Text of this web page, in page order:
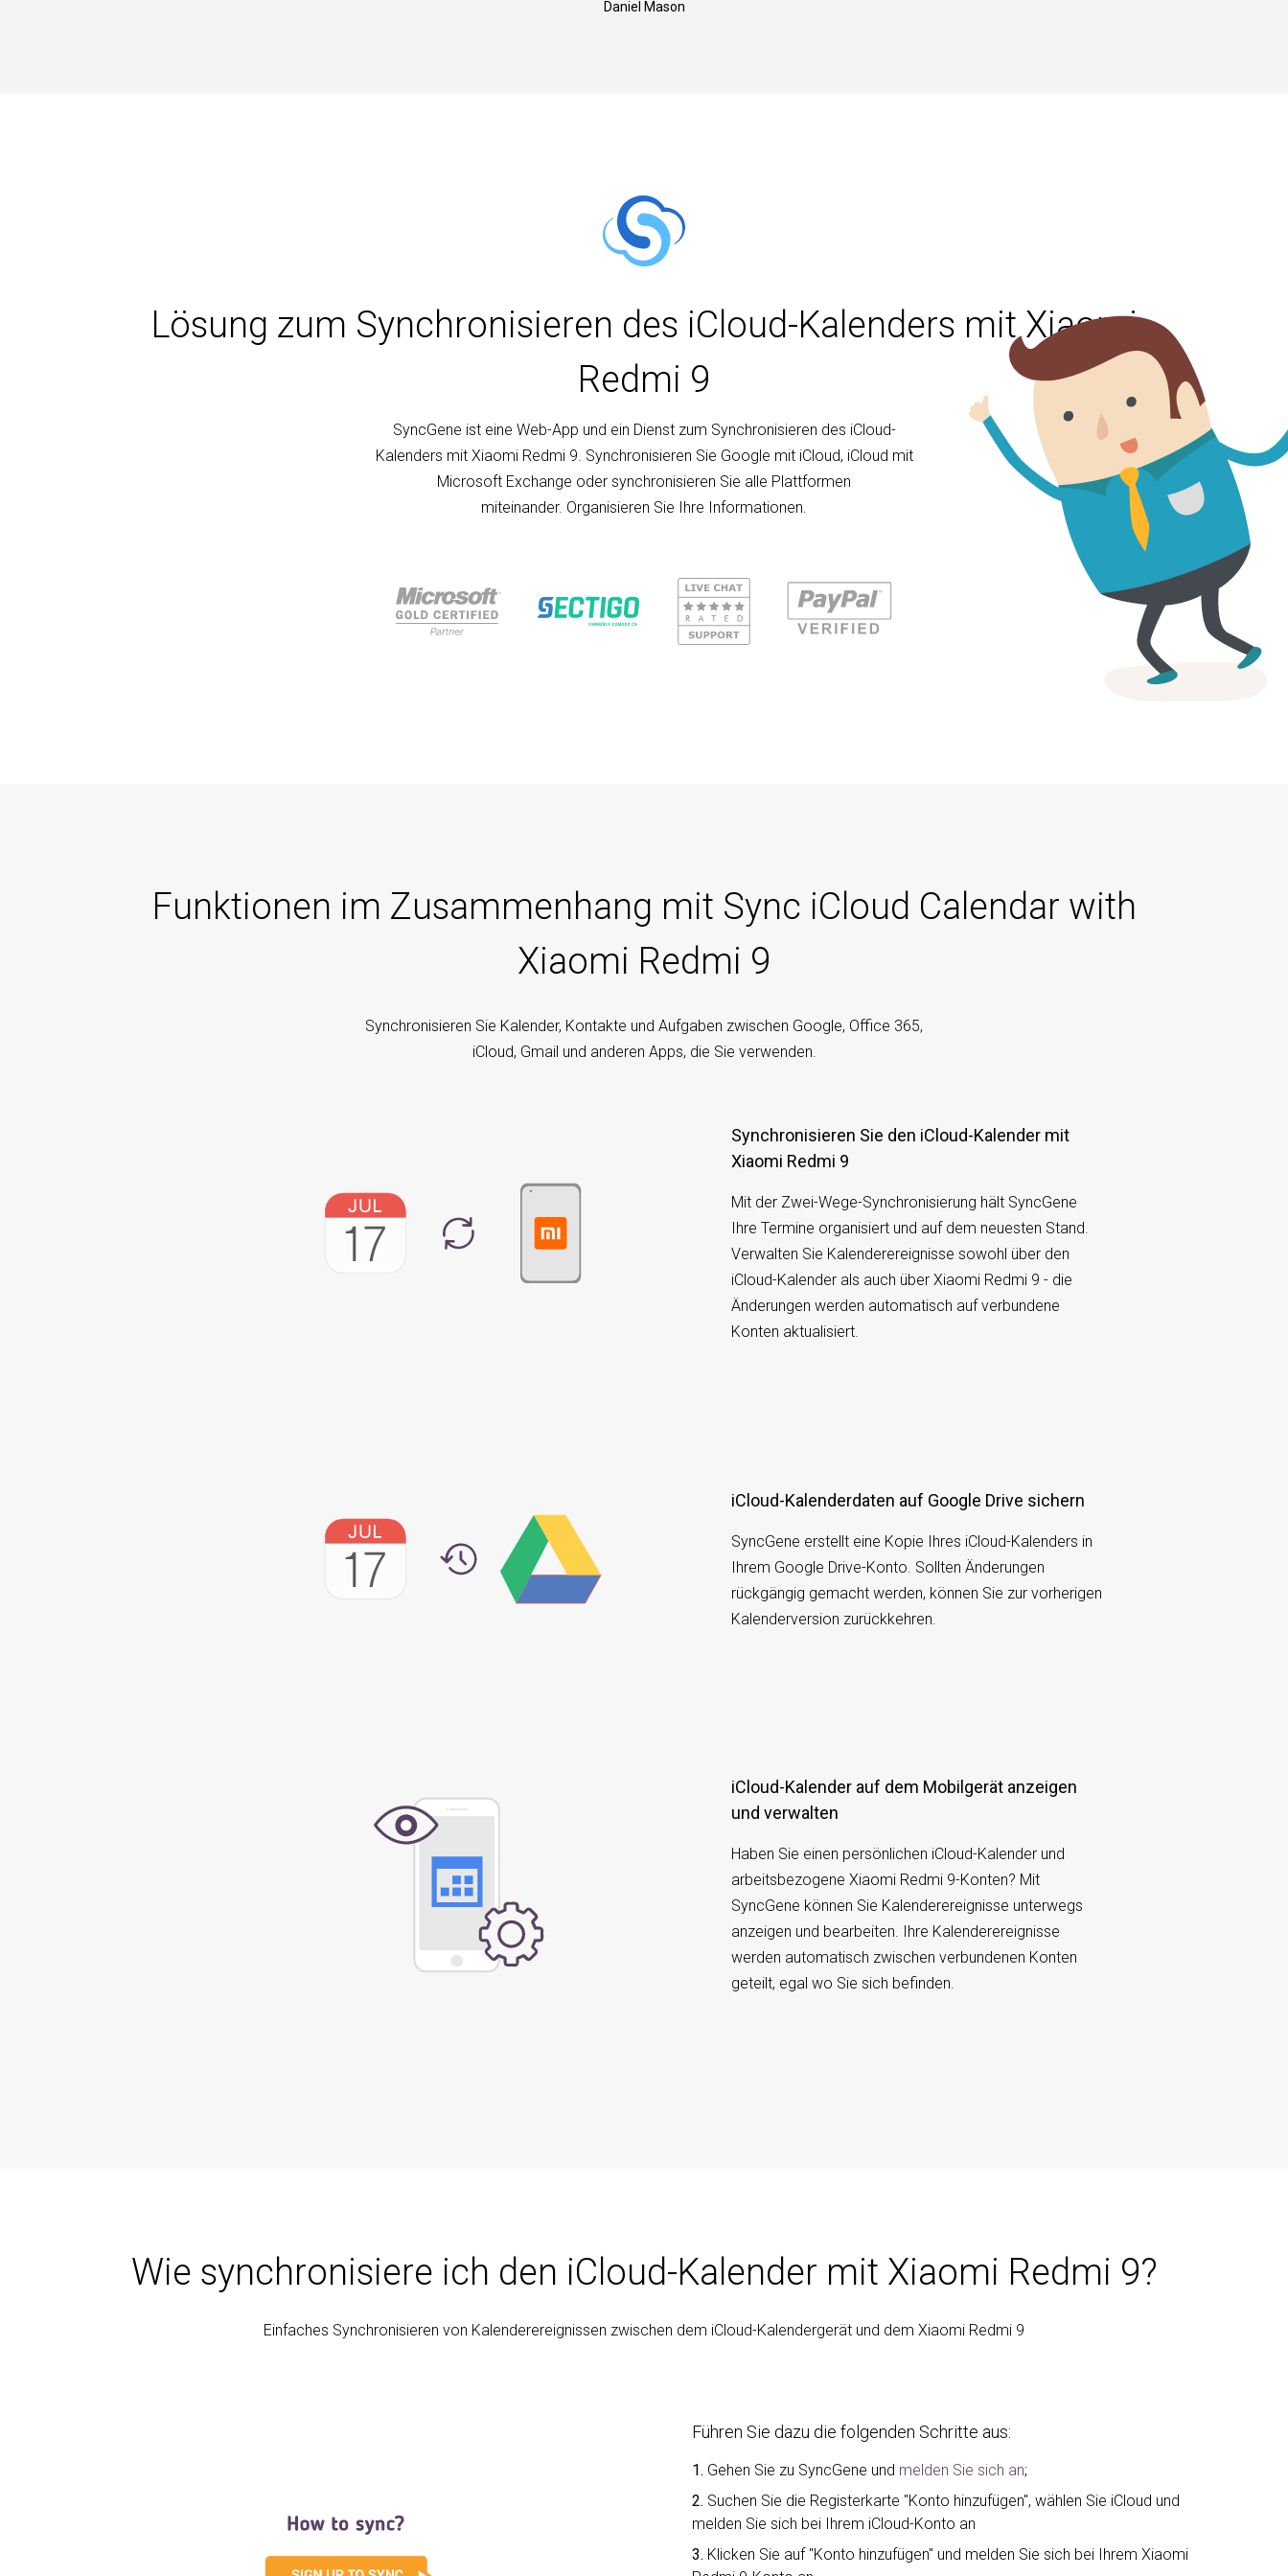
Daniel Mason
Lösung zum Synchronisieren des iCloud-Kalenders mit Xiaomi
Redmi 9
SyncGene ist eine Web-App und ein Dienst zum Synchronisieren des iCloud-
Kalenders mit Xiaomi Redmi 9. Synchronisieren Sie Google mit iCloud, iCloud mit
Microsoft Exchange oder synchronisieren Sie alle Plattformen
miteinander. Organisieren Sie Ihre Informationen.
Funktionen im Zusammenhang mit Sync iCloud Calendar with
Xiaomi Redmi 9
Synchronisieren Sie Kalender, Kontakte und Aufgaben zwischen Google, Office 365,
iCloud, Gmail und anderen Apps, die Sie verwenden.
Synchronisieren Sie den iCloud-Kalender mit
Xiaomi Redmi 9
Mit der Zwei-Wege-Synchronisierung hält SyncGene
Ihre Termine organisiert und auf dem neuesten Stand.
Verwalten Sie Kalenderereignisse sowohl über den
iCloud-Kalender als auch über Xiaomi Redmi 9 - die
Änderungen werden automatisch auf verbundene
Konten aktualisiert.
iCloud-Kalenderdaten auf Google Drive sichern
SyncGene erstellt eine Kopie Ihres iCloud-Kalenders in
Ihrem Google Drive-Konto. Sollten Änderungen
rückgängig gemacht werden, können Sie zur vorherigen
Kalenderversion zurückkehren.
iCloud-Kalender auf dem Mobilgerät anzeigen
und verwalten
Haben Sie einen persönlichen iCloud-Kalender und
arbeitsbezogene Xiaomi Redmi 9-Konten? Mit
SyncGene können Sie Kalenderereignisse unterwegs
anzeigen und bearbeiten. Ihre Kalenderereignisse
werden automatisch zwischen verbundenen Konten
geteilt, egal wo Sie sich befinden.
Wie synchronisiere ich den iCloud-Kalender mit Xiaomi Redmi 9?
Einfaches Synchronisieren von Kalenderereignissen zwischen dem iCloud-Kalendergerät und dem Xiaomi Redmi 9
Führen Sie dazu die folgenden Schritte aus:
1. Gehen Sie zu SyncGene und melden Sie sich an;
2. Suchen Sie die Registerkarte "Konto hinzufügen", wählen Sie iCloud und
melden Sie sich bei Ihrem iCloud-Konto an
3. Klicken Sie auf "Konto hinzufügen" und melden Sie sich bei Ihrem Xiaomi